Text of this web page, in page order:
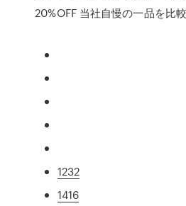
20%OFF 当社自慢の一品を比
1232
1416